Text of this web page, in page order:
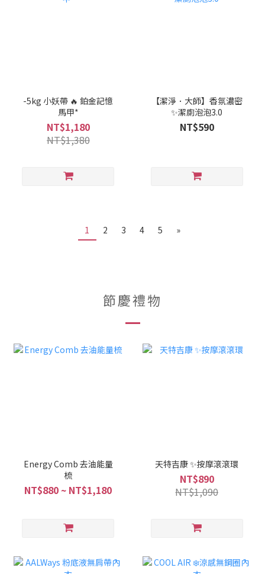
-5kg 小妖帶 🔥 鉑金記憶
馬甲*
NT$1,180
NT$1,380
【潔淨．大師】香氛濃密
✨潔廁泡泡3.0
NT$590
1 2 3 4 5 »
節慶禮物
Energy Comb 去油能量
梳
NT$880 ~ NT$1,180
天特吉康 ✨按摩滾滾環
NT$890
NT$1,090